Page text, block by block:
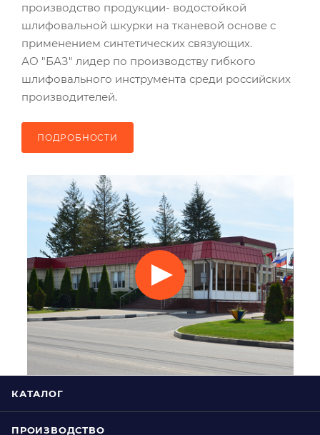
производство продукции- водостойкой
шлифовальной шкурки на тканевой основе с
применением синтетических связующих.
АО "БАЗ" лидер по производству гибкого
шлифовального инструмента среди российских
производителей.
ПОДРОБНОСТИ
КАТАЛОГ
ПРОИЗВОДСТВО